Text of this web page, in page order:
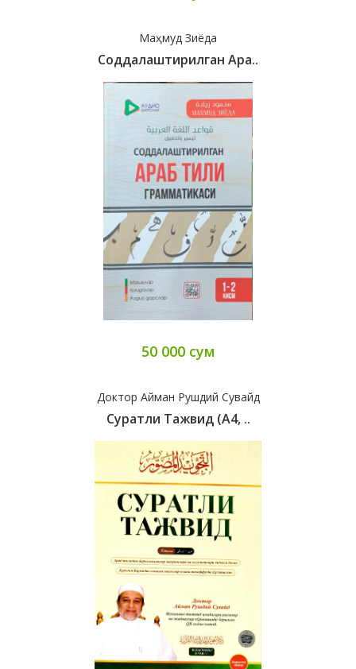
Маҳмуд Зиёда
Соддалаштирилган Ара..
50 000 сум
Доктор Айман Рушдий Сувайд
Суратли Тажвид (А4, ..